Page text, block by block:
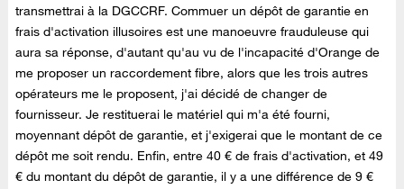
transmettrai à la DGCCRF. Commuer un dépôt de garantie en
frais d'activation illusoires est une manoeuvre frauduleuse qui
aura sa réponse, d'autant qu'au vu de l'incapacité d'Orange de
me proposer un raccordement fibre, alors que les trois autres
opérateurs me le proposent, j'ai décidé de changer de
fournisseur. Je restituerai le matériel qui m'a été fourni,
moyennant dépôt de garantie, et j'exigerai que le montant de ce
dépôt me soit rendu. Enfin, entre 40 € de frais d'activation, et 49
€ du montant du dépôt de garantie, il y a une différence de 9 €